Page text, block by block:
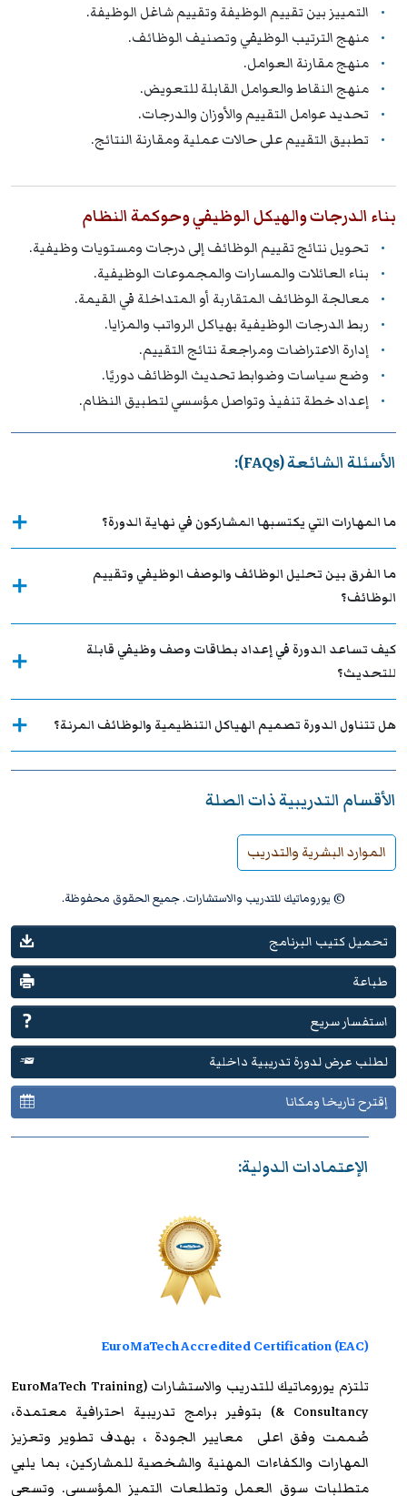
التمييز بين تقييم الوظيفة وتقييم شاغل الوظيفة.
منهج الترتيب الوظيفي وتصنيف الوظائف.
منهج مقارنة العوامل.
منهج النقاط والعوامل القابلة للتعويض.
تحديد عوامل التقييم والأوزان والدرجات.
تطبيق التقييم على حالات عملية ومقارنة النتائج.
بناء الدرجات والهيكل الوظيفي وحوكمة النظام
تحويل نتائج تقييم الوظائف إلى درجات ومستويات وظيفية.
بناء العائلات والمسارات والمجموعات الوظيفية.
معالجة الوظائف المتقاربة أو المتداخلة في القيمة.
ربط الدرجات الوظيفية بهياكل الرواتب والمزايا.
إدارة الاعتراضات ومراجعة نتائج التقييم.
وضع سياسات وضوابط تحديث الوظائف دوريًا.
إعداد خطة تنفيذ وتواصل مؤسسي لتطبيق النظام.
الأسئلة الشائعة (FAQs):
ما المهارات التي يكتسبها المشاركون في نهاية الدورة؟
ما الفرق بين تحليل الوظائف والوصف الوظيفي وتقييم
الوظائف؟
كيف تساعد الدورة في إعداد بطاقات وصف وظيفي قابلة
للتحديث؟
هل تتناول الدورة تصميم الهياكل التنظيمية والوظائف المرنة؟
الأقسام التدريبية ذات الصلة
الموارد البشرية والتدريب
© يوروماتيك للتدريب والاستشارات. جميع الحقوق محفوظة.
تحميل كتيب البرنامج
طباعة
استفسار سريع
لطلب عرض لدورة تدريبية داخلية
إقترح تاريخا ومكانا
الإعتمادات الدولية:
EuroMaTech Accredited Certification (EAC)
تلتزم يوروماتيك للتدريب
والاستشارات (EuroMaTech Training
& Consultancy) بتوفير برامج تدريبية احترافية معتمدة،
صُممت وفق اعلى معايير الجودة ، بهدف تطوير وتعزيز
المهارات والكفاءات المهنية والشخصية للمشاركين، بما يلبي
متطلبات سوق العمل وتطلعات التميز المؤسسي. وتسعى